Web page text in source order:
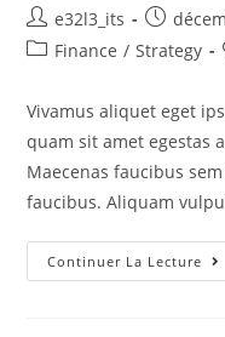
e32l3_its
Finance / Strategy
Vivamus aliquet eget
quam sit amet egestas
Maecenas faucibus
faucibus. Aliquam
Continuer La Lecture